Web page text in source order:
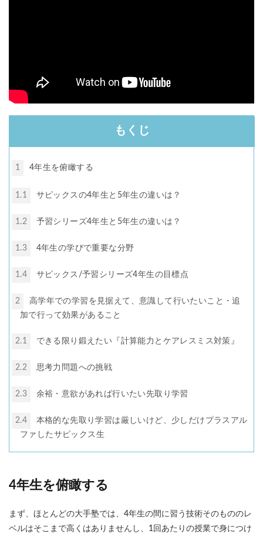
もくじ
1 4年生を俯瞰する
1.1 サピックスの4年生と5年生の違いは？
1.2 予習シリーズ4年生と5年生の違いは？
1.3 4年生の学びで重要な分野
1.4 サピックス/予習シリーズ4年生の目標点
2
高学年での学習を見据えて、意識して行いたいこと・追
加で行って効果があること
2.1 できる限り鍛えたい『計算能力とケアレスミス対策』
2.2 思考力問題への挑戦
2.3 余裕・意欲があれば行いたい先取り学習
2.4
本格的な先取り学習は厳しいけど、少しだけプラスアル
ファしたサピックス生
4年生を俯瞰する
まず、ほとんどの大手塾では、4年生の間に習う技術そのもののレ
ベルはそこまで高くはありませんし、1回あたりの授業で身につけ